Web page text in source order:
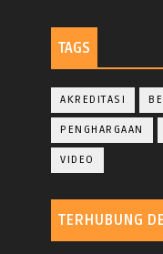
TAGS
AKREDITASI
PENGHARGAAN
VIDEO
TERHUBUNG